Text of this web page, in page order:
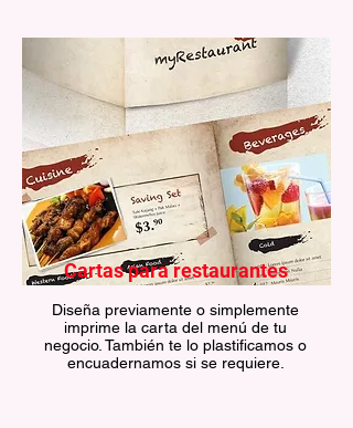
Cartas para restaurantes
Diseña previamente o simplemente
imprime la carta del menú de tu
negocio. También te lo plastificamos o
encuadernamos si se requiere.